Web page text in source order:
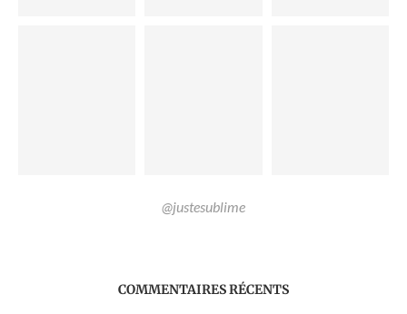
@justesublime
COMMENTAIRES RÉCENTS